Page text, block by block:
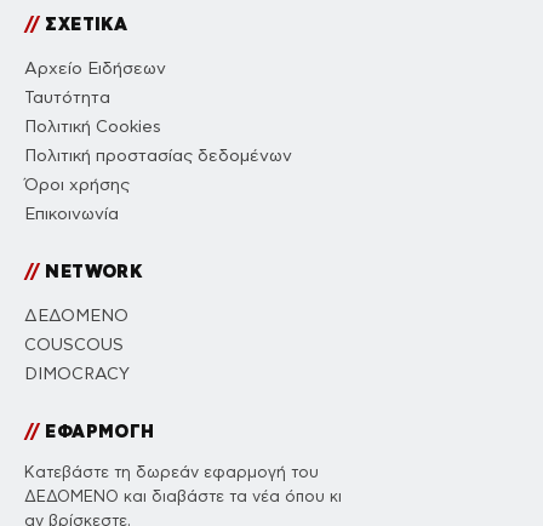
//ΣΧΕΤΙΚΑ
Αρχείο Ειδήσεων
Ταυτότητα
Πολιτική Cookies
Πολιτική προστασίας δεδομένων
Όροι χρήσης
Επικοινωνία
//NETWORK
ΔΕΔΟΜΕΝΟ
COUSCOUS
DIMOCRACY
//ΕΦΑΡΜΟΓΗ
Κατεβάστε τη δωρεάν εφαρμογή του
ΔΕΔΟΜΕΝΟ και διαβάστε τα νέα όπου κι
αν βρίσκεστε.